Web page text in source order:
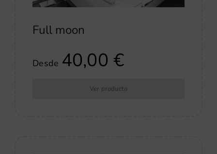
Full moon
Desde 40,00€
Ver producto